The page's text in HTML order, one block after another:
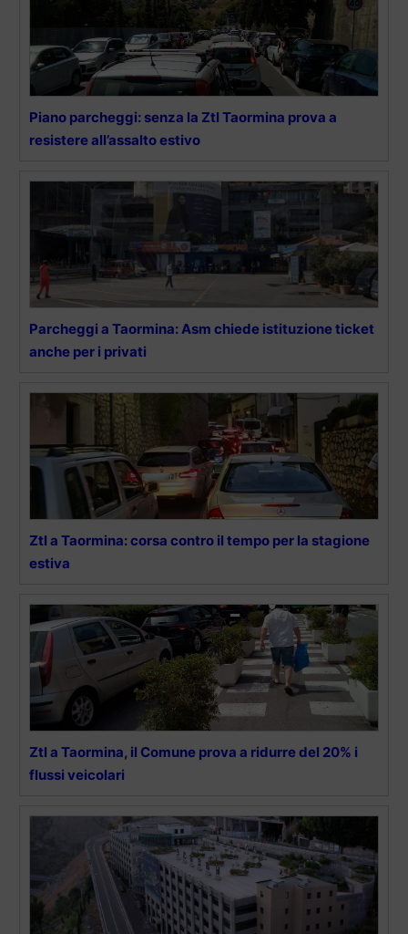
Piano parcheggi: senza la Ztl Taormina prova a
resistere all’assalto estivo
Parcheggi a Taormina: Asm chiede istituzione ticket
anche per i privati
Ztl a Taormina: corsa contro il tempo per la stagione
estiva
Ztl a Taormina, il Comune prova a ridurre del 20% i
flussi veicolari